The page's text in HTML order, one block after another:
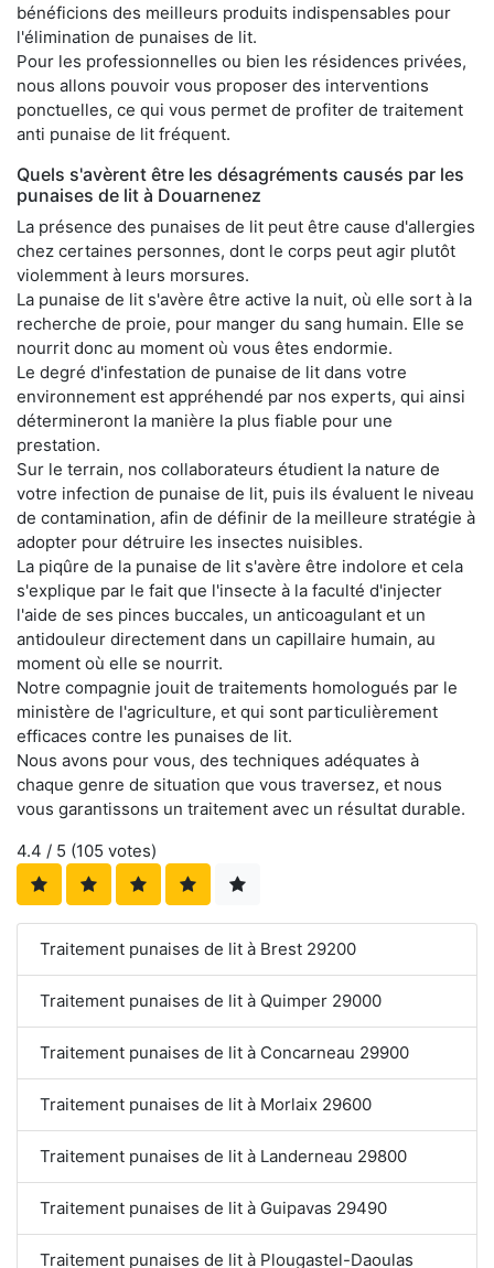
bénéficions des meilleurs produits indispensables pour
l'élimination de punaises de lit.
Pour les professionnelles ou bien les résidences privées,
nous allons pouvoir vous proposer des interventions
ponctuelles, ce qui vous permet de profiter de traitement
anti punaise de lit fréquent.
Quels s'avèrent être les désagréments causés par les
punaises de lit à Douarnenez
La présence des punaises de lit peut être cause d'allergies
chez certaines personnes, dont le corps peut agir plutôt
violemment à leurs morsures.
La punaise de lit s'avère être active la nuit, où elle sort à la
recherche de proie, pour manger du sang humain. Elle se
nourrit donc au moment où vous êtes endormie.
Le degré d'infestation de punaise de lit dans votre
environnement est appréhendé par nos experts, qui ainsi
détermineront la manière la plus fiable pour une
prestation.
Sur le terrain, nos collaborateurs étudient la nature de
votre infection de punaise de lit, puis ils évaluent le niveau
de contamination, afin de définir de la meilleure stratégie à
adopter pour détruire les insectes nuisibles.
La piqûre de la punaise de lit s'avère être indolore et cela
s'explique par le fait que l'insecte à la faculté d'injecter
l'aide de ses pinces buccales, un anticoagulant et un
antidouleur directement dans un capillaire humain, au
moment où elle se nourrit.
Notre compagnie jouit de traitements homologués par le
ministère de l'agriculture, et qui sont particulièrement
efficaces contre les punaises de lit.
Nous avons pour vous, des techniques adéquates à
chaque genre de situation que vous traversez, et nous
vous garantissons un traitement avec un résultat durable.
4.4 / 5 (105 votes)
Traitement punaises de lit à Brest 29200
Traitement punaises de lit à Quimper 29000
Traitement punaises de lit à Concarneau 29900
Traitement punaises de lit à Morlaix 29600
Traitement punaises de lit à Landerneau 29800
Traitement punaises de lit à Guipavas 29490
Traitement punaises de lit à Plougastel-Daoulas